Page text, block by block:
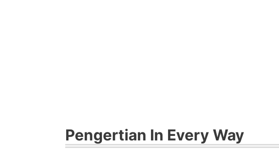
Pengertian In Every Way